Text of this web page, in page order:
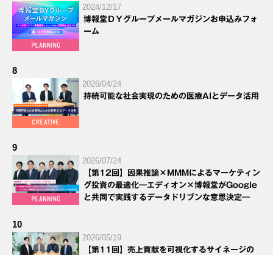
2024/12/17
博報堂ＤＹグループメールマガジンお申込みフォ
ーム
8
2026/04/24
持続可能な社会実現のための医療AIとデータ活用
9
2026/07/24
【第12回】因果推論×MMMによるマーケティン
グ投資の最適化―エディオン×博報堂がGoogle
と共同で実践するデータドリブンな意思決定―
10
2026/05/19
【第11回】売上貢献を可視化するサイネージの